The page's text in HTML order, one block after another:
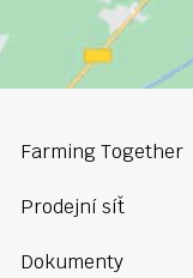
Farming Together
Prodejní síť
Dokumenty